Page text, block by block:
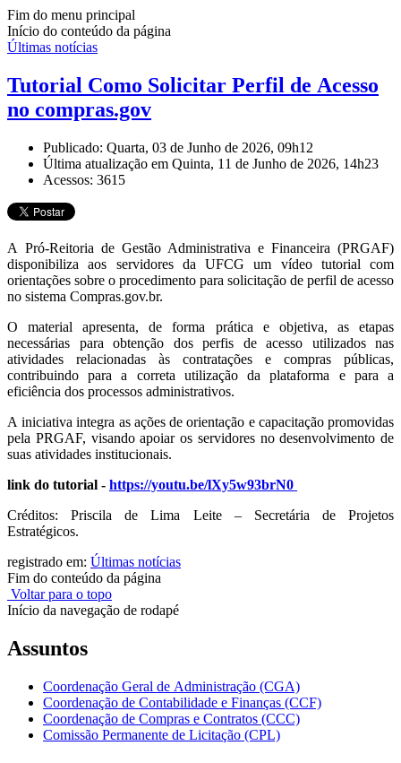
Fim do menu principal
Início do conteúdo da página
Últimas notícias
Tutorial Como Solicitar Perfil de Acesso
no compras.gov
Publicado: Quarta, 03 de Junho de 2026, 09h12
Última atualização em Quinta, 11 de Junho de 2026, 14h23
Acessos: 3615
A Pró-Reitoria de Gestão Administrativa e Financeira (PRGAF)
disponibiliza aos servidores da UFCG um vídeo tutorial com
orientações sobre o procedimento para solicitação de perfil de acesso
no sistema Compras.gov.br.
O material apresenta, de forma prática e objetiva, as etapas
necessárias para obtenção dos perfis de acesso utilizados nas
atividades relacionadas às contratações e compras públicas,
contribuindo para a correta utilização da plataforma e para a
eficiência dos processos administrativos.
A iniciativa integra as ações de orientação e capacitação promovidas
pela PRGAF, visando apoiar os servidores no desenvolvimento de
suas atividades institucionais.
link do tutorial - https://youtu.be/lXy5w93brN0
Créditos: Priscila de Lima Leite – Secretária de Projetos
Estratégicos.
registrado em: Últimas notícias
Fim do conteúdo da página
Voltar para o topo
Início da navegação de rodapé
Assuntos
Coordenação Geral de Administração (CGA)
Coordenação de Contabilidade e Finanças (CCF)
Coordenação de Compras e Contratos (CCC)
Comissão Permanente de Licitação (CPL)